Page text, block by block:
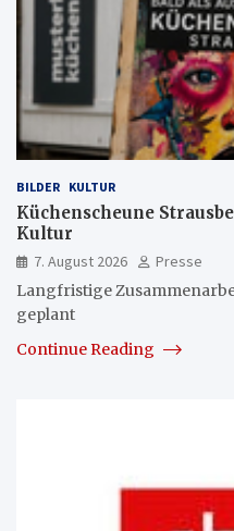
BILDER KULTUR
Küchenscheune
Kultur
7. August 2026
Presse
Langfristige
geplant
Continue Reading